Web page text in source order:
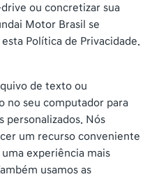
ou concretizar sua
Motor Brasil se
Política de Privacidade.
de texto ou
no seu computador para
personalizados. Nós
um recurso conveniente
experiência mais
usamos as